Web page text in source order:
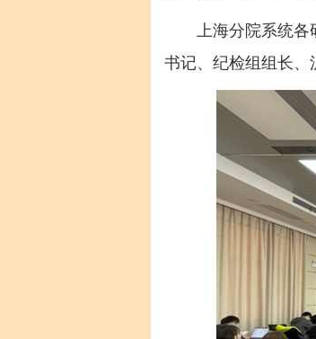
上海分院系统各研
书记、纪检组组长、